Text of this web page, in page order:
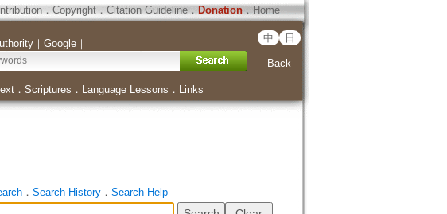
．Copyright．Citation Guideline． Donation．Home
｜ Google｜ 中 日
Back
． Scriptures ． Language Lessons ． Links
． Search History． Search Help